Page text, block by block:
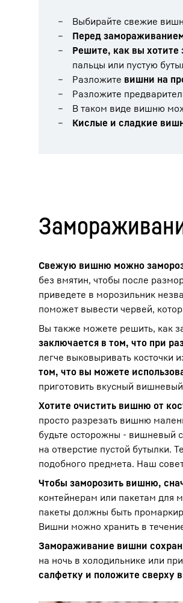
Выбирайте свежие
Перед
Решите, как вы хотите
пальцы или пустую
Разложите вишни на
Разложите
В таком виде вишню
Кислые и сладкие
Свежую вишню можно
без вмятин, чтобы после
приведете в морозильник
поможет вывести червей,
Вы также можете решить, как
заключается в том, что при
легче выковыривать косточки
том, что вы можете
приготовить вкусный
Хотите очистить вишню от
просто разрезать вишню
будьте осторожны - вишневый
на отверстие пустой бутылки.
подобного предмета. Наш
Чтобы заморозить вишню,
контейнерам или пакетам для
пакеты должны быть
Вишни можно хранить в
Замораживание вишни
на ночь в холодильнике или
салфетку и положите сверху